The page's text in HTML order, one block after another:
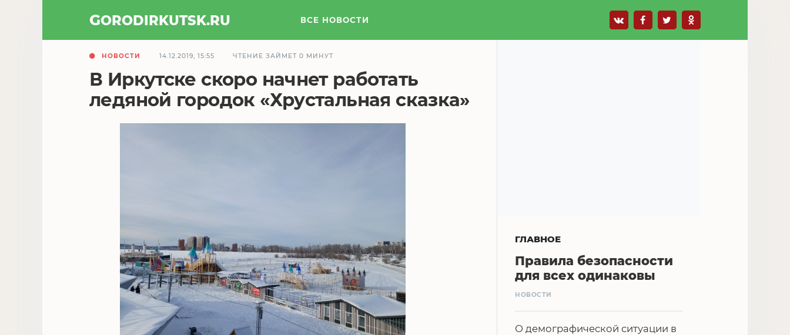
GORODIRKUTSK.RU ВСЕ НОВОСТИ
НОВОСТИ 14.12.2019, 15:55 ЧТЕНИЕ ЗАЙМЕТ 0 МИНУТ
В Иркутске скоро начнет работать
ледяной городок «Хрустальная сказка»
ГЛАВНОЕ
Правила безопасности
для всех одинаковы
НОВОСТИ
О демографической ситуации в